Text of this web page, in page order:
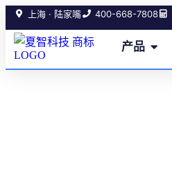
上海 · 陆家嘴 400-668-7808
产品